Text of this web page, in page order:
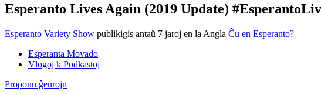
Esperanto Lives Again (2019 Update)
Esperanto Variety Show publikigis antaŭ 7 jaroj en la Angla Ĉu en Esperanto?
Esperanta Movado
Vlogoj k Podkastoj
Proponu ĝenrojn